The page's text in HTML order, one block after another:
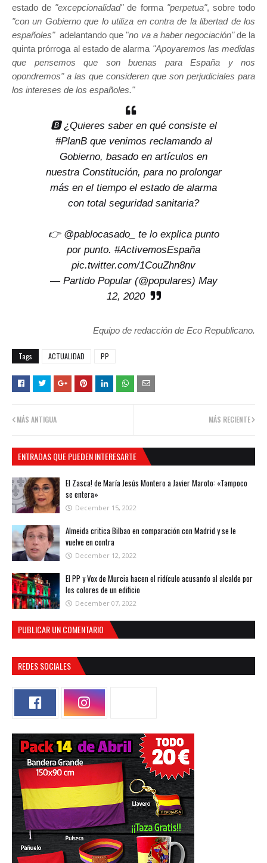
estado de "excepcionalidad"de forma "perpetua", sobre todo
"con un Gobierno que lo utiliza en contra de la libertad de los
españoles" adelantando que "no va a haber negociación"de la
quinta prórroga al estado de alarma "Apoyaremos las medidas
que pensemos que son buenas para España y nos
opondremos" a las que consideren que son perjudiciales para
los intereses de los españoles."
🅱 ¿Quieres saber en qué consiste el
#PlanBque venimos reclamando al
Gobierno, basado en artículos en
nuestra Constitución, para no prolongar
más en el tiempo el estado de alarma
con total seguridad sanitaria?
👉 @pablocasado_
te lo explica punto
por punto. #ActivemosEspaña
pic.twitter.com/1CouZhn8nv
— Partido Popular (@populares) May
12, 2020
Equipo de redacción de Eco Republicano.
Tags ACTUALIDAD PP
MÁS RECIENTE
MÁS ANTIGUA
ENTRADAS QUE PUEDEN INTERESARTE
El Zasca! de María Jesús Montero a Javier Maroto: «Tampoco
se entera»
December 15, 2022
Almeida critica Bilbao en comparación con Madrid y se le
vuelve en contra
December 12, 2022
El PP y Vox de Murcia hacen el ridículo acusando al alcalde por
los colores de un edificio
December 07, 2022
PUBLICAR UN COMENTARIO
REDES SOCIALES